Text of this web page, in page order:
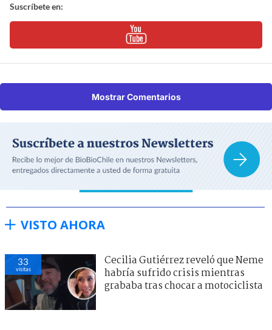
Suscríbete en:
Mostrar Comentarios
VISTO AHORA
33
visitas
Cecilia Gutiérrez reveló que Neme
habría sufrido crisis mientras
grababa tras chocar a motociclista